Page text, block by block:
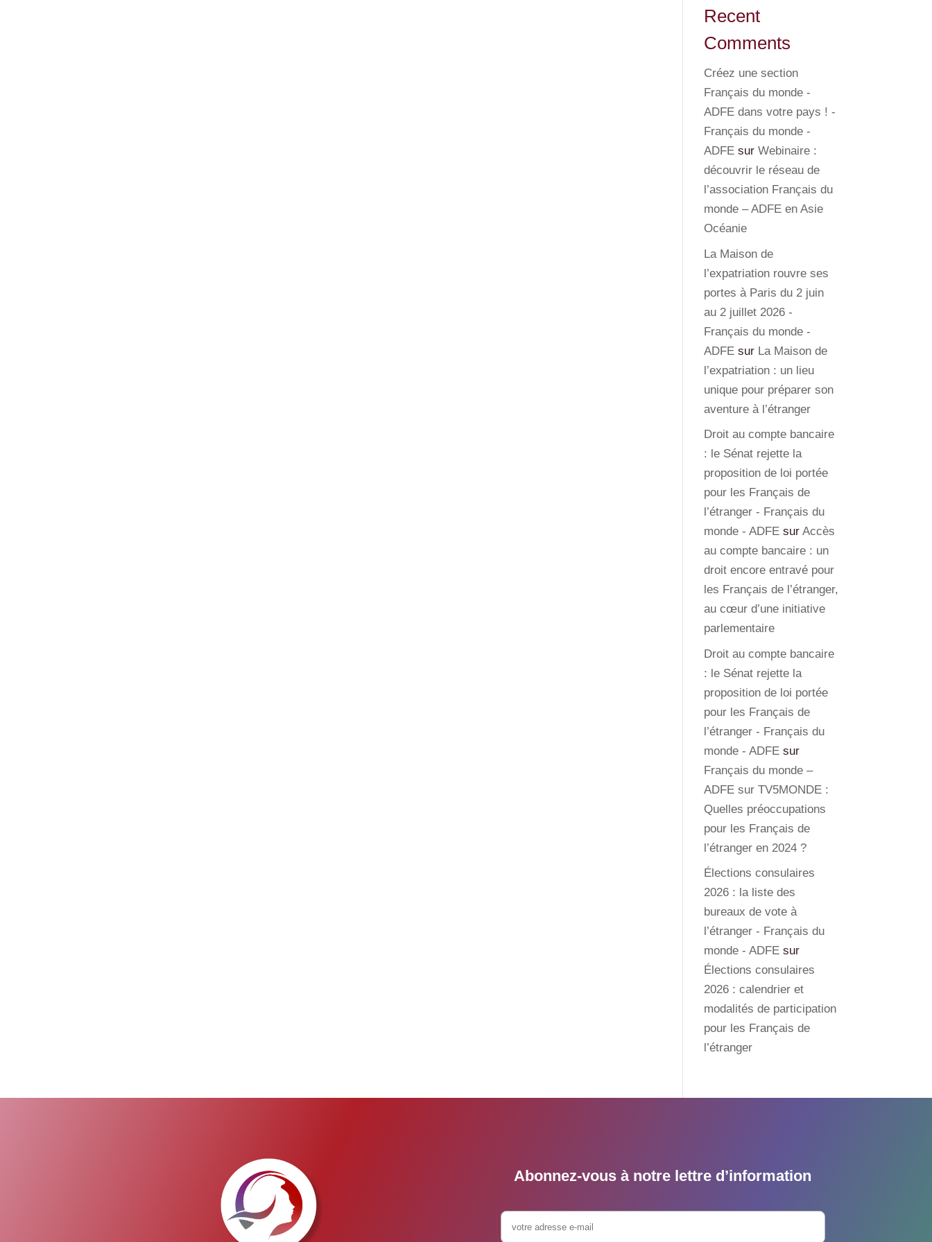
Recent
Comments
Créez une section
Français du monde -
ADFE dans votre pays ! -
Français du monde -
ADFE surWebinaire :
découvrir le réseau de
l’association Français du
monde – ADFE en Asie
Océanie
La Maison de
l’expatriation rouvre ses
portes à Paris du 2 juin
au 2 juillet 2026 -
Français du monde -
ADFE sur La Maison de
l’expatriation : un lieu
unique pour préparer son
aventure à l’étranger
Droit au compte bancaire
: le Sénat rejette la
proposition de loi portée
pour les Français de
l’étranger - Français du
monde - ADFE surAccès
au compte bancaire : un
droit encore entravé pour
les Français de l’étranger,
au cœur d’une initiative
parlementaire
Droit au compte bancaire
: le Sénat rejette la
proposition de loi portée
pour les Français de
l’étranger - Français du
monde - ADFE sur
Français du monde –
ADFE sur TV5MONDE :
Quelles préoccupations
pour les Français de
l’étranger en 2024 ?
Élections consulaires
2026 : la liste des
bureaux de vote à
l’étranger - Français du
monde - ADFE sur
Élections consulaires
2026 : calendrier et
modalités de participation
pour les Français de
l’étranger
Abonnez-vous à notre lettre d’information